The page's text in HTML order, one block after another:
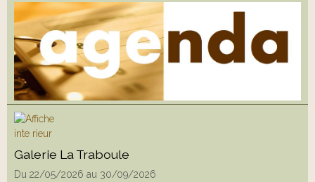
Galerie La Traboule
Du 22/05/2026 au 30/09/2026